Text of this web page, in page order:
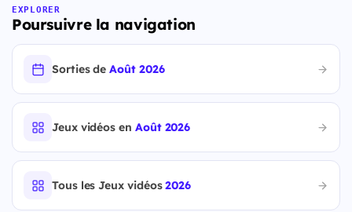
EXPLORER
Poursuivre la navigation
Sorties deAoût 2026
Jeux vidéos en Août 2026
Tous les Jeux vidéos2026